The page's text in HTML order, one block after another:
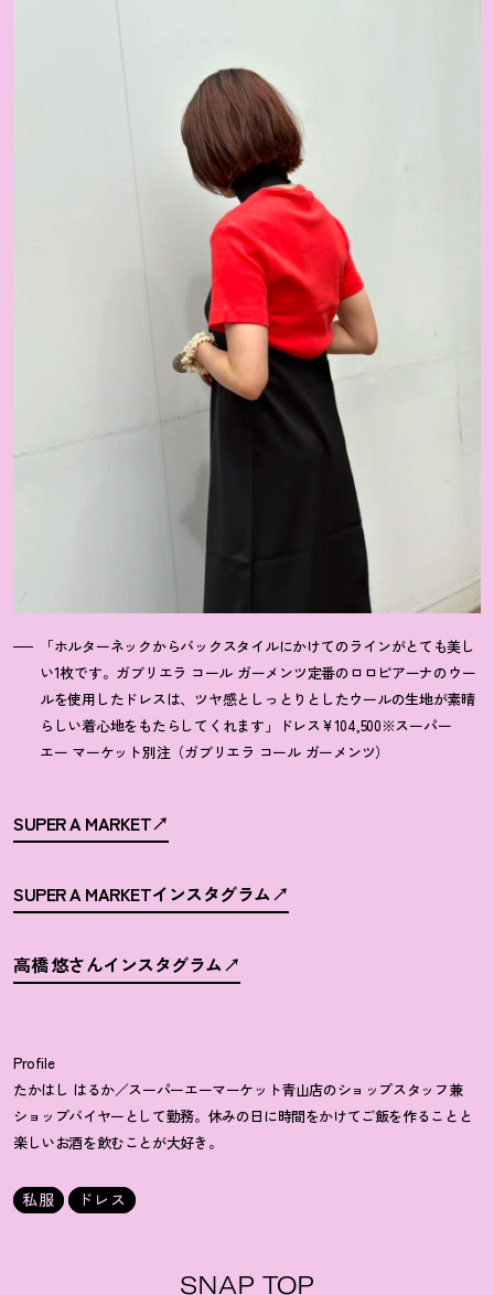
「ホルターネックからバックスタイルにかけてのラインがとても美し
い1枚です。ガブリエラ コール ガーメンツ定番のロロピアーナのウー
ルを使用したドレスは、ツヤ感としっとりとしたウールの生地が素晴
らしい着心地をもたらしてくれます」ドレス¥104,500※スーパー
エー マーケット別注（ガブリエラ コール ガーメンツ）
SUPER A MARKET
SUPER A MARKETインスタグラム
高橋 悠さんインスタグラム
Profile
たかはし はるか／スーパーエーマーケット青山店のショップスタッフ兼
ショップバイヤーとして勤務。休みの日に時間をかけてご飯を作ることと
楽しいお酒を飲むことが大好き。
私服 ドレス
SNAP TOP